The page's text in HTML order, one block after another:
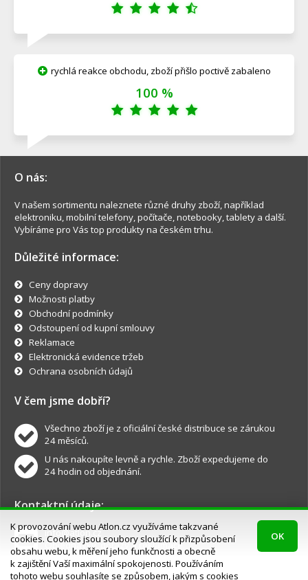
rychlá reakce obchodu, zboží přišlo poctivě zabaleno
100 %
O nás:
V našem sortimentu naleznete různé druhy zboží, například
elektroniku, mobilní telefony, počítače, notebooky, tablety a další.
Vybíráme pro Vás top produkty na českém trhu.
Důležité informace:
Ceny dopravy
Možnosti platby
Obchodní podmínky
Odstoupení od kupní smlouvy
Reklamace
Elektronická evidence tržeb
Ochrana osobních údajů
V čem jsme dobří?
Všechno zboží je z oficiální české distribuce se zárukou
24 měsíců.
U nás nakoupíte levně a rychle. Zboží expedujeme do
24 hodin od objednání.
Kontaktní údaje:
info@atlon.cz
Objednávky, dotazy a reklamace.
K provozování webu Atlon.cz využíváme takzvané
cookies. Cookies jsou soubory sloužící k přizpůsobení
obsahu webu, k měření jeho funkčnosti a obecně
k zajištění Vaší maximální spokojenosti. Používáním
tohoto webu souhlasíte se způsobem, jakým s cookies
OK